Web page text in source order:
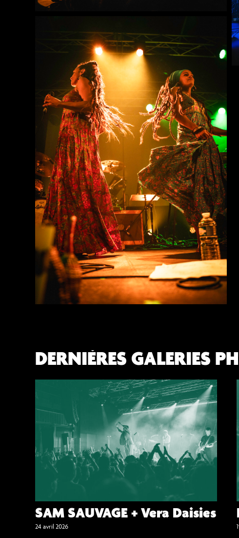
DERNIÈRES GALERIES
SAM SAUVAGE + Vera Daisies
24 avril 2026